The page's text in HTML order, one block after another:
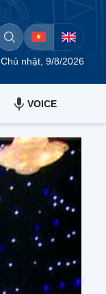
Chủ nhật, 9/8/2026
VOICE